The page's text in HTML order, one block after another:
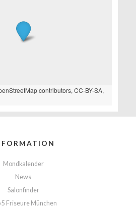
contributors, CC-BY-SA,
Mondkalender
News
Salonfinder
5 Friseure München